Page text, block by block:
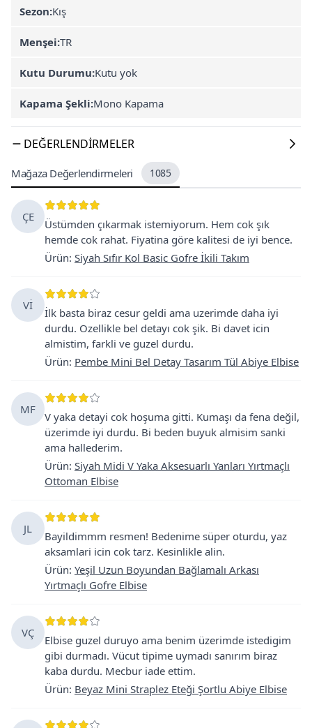
Sezon:Kış
Menşei:TR
Kutu Durumu:Kutu yok
Kapama Şekli:Mono Kapama
DEĞERLENDIRMELER
Mağaza Değerlendirmeleri 1085
ÇE
Üstümden çıkarmak istemiyorum. Hem cok şık
hemde cok rahat. Fiyatina göre kalitesi de iyi bence.
Ürün: Siyah Sıfır Kol Basic Gofre İkili Takım
Vİ
İlk basta biraz cesur geldi ama uzerimde daha iyi
durdu. Ozellikle bel detayı cok şik. Bi davet icin
almistim, farkli ve guzel durdu.
Ürün: Pembe Mini Bel Detay Tasarım Tül Abiye Elbise
MF
V yaka detayi cok hoşuma gitti. Kumaşı da fena değil,
üzerimde iyi durdu. Bi beden buyuk almisim sanki
ama hallederim.
Ürün: Siyah Midi V Yaka Aksesuarlı Yanları Yırtmaçlı
Ottoman Elbise
JL
Bayildimmm resmen! Bedenime süper oturdu, yaz
aksamlari icin cok tarz. Kesinlikle alin.
Ürün: Yeşil Uzun Boyundan Bağlamalı Arkası
Yırtmaçlı Gofre Elbise
VÇ
Elbise guzel duruyo ama benim üzerimde istedigim
gibi durmadı. Vücut tipime uymadı sanırım biraz
kaba durdu. Mecbur iade ettim.
Ürün: Beyaz Mini Straplez Eteği Şortlu Abiye Elbise